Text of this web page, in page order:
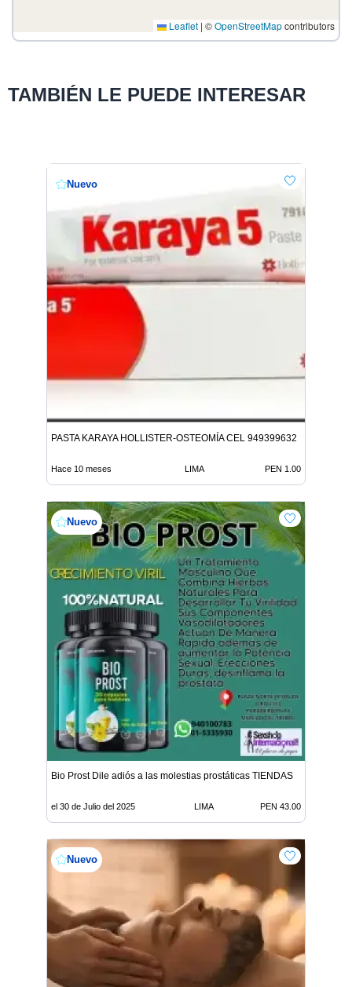
Leaflet | ©OpenStreetMapcontributors
TAMBIÉN LE PUEDE INTERESAR
Nuevo
PASTA KARAYA HOLLISTER-OSTEOMÍA CEL 949399632
Hace 10 meses LIMA PEN 1.00
Nuevo
Bio Prost Dile adiós a las molestias prostáticas TIENDAS
el 30 de Julio del 2025 LIMA PEN 43.00
Nuevo